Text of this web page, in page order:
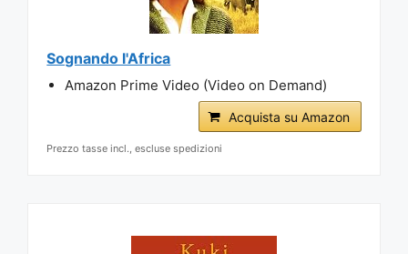
Sognando l'Africa
Amazon Prime Video (Video on Demand)
Acquista su Amazon
Prezzo tasse incl., escluse spedizioni